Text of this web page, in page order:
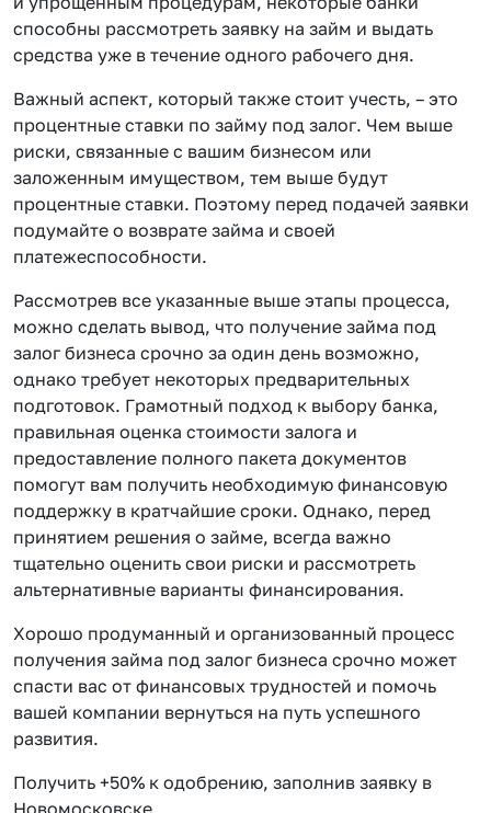
способны рассмотреть заявку на займ и выдать
средства уже в течение одного рабочего дня.
Важный аспект, который также стоит учесть, – это
процентные ставки по займу под залог. Чем выше
риски, связанные с вашим бизнесом или
заложенным имуществом, тем выше будут
процентные ставки. Поэтому перед подачей заявки
подумайте о возврате займа и своей
платежеспособности.
Рассмотрев все указанные выше этапы процесса,
можно сделать вывод, что получение займа под
залог бизнеса срочно за один день возможно,
однако требует некоторых предварительных
подготовок. Грамотный подход к выбору банка,
правильная оценка стоимости залога и
предоставление полного пакета документов
помогут вам получить необходимую финансовую
поддержку в кратчайшие сроки. Однако, перед
принятием решения о займе, всегда важно
тщательно оценить свои риски и рассмотреть
альтернативные варианты финансирования.
Хорошо продуманный и организованный процесс
получения займа под залог бизнеса срочно может
спасти вас от финансовых трудностей и помочь
вашей компании вернуться на путь успешного
развития.
Получить +50% к одобрению, заполнив заявку в
Новомосковске